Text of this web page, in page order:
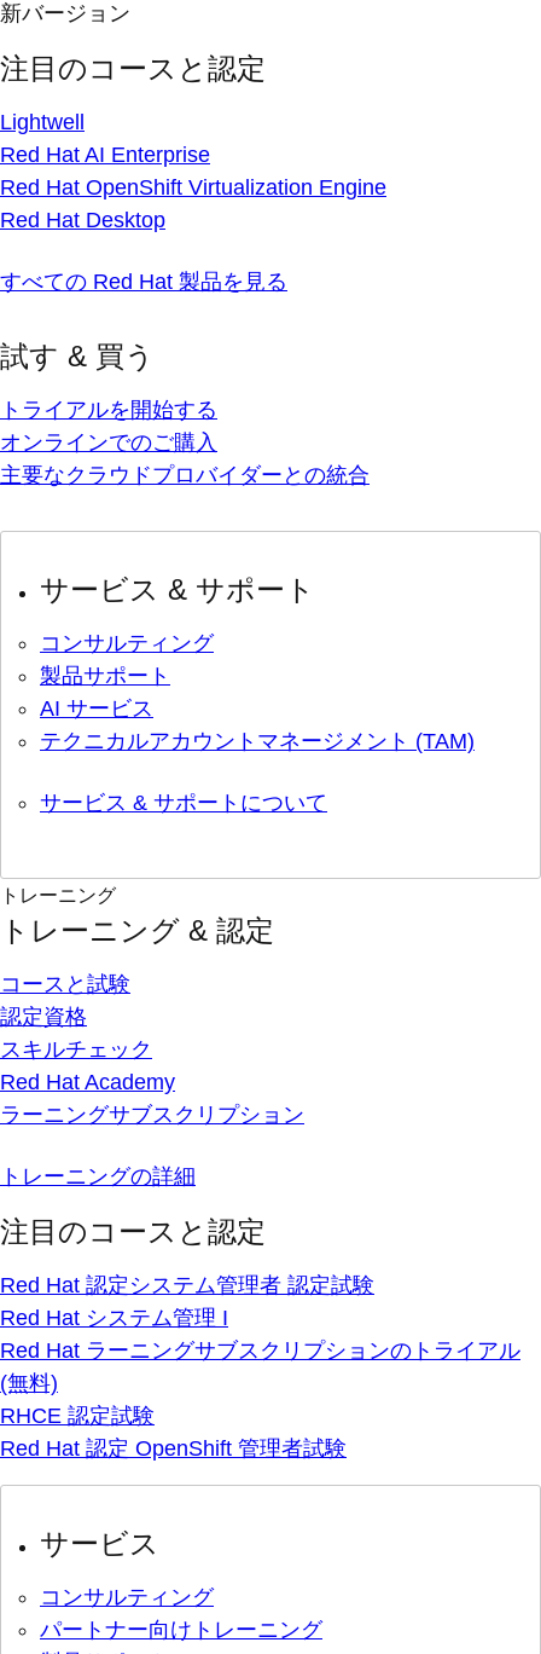
新バージョン
注目のコースと認定
Lightwell
Red Hat AI Enterprise
Red Hat OpenShift Virtualization Engine
Red Hat Desktop
すべての Red Hat 製品を見る
試す & 買う
トライアルを開始する
オンラインでのご購入
主要なクラウドプロバイダーとの統合
サービス & サポート
コンサルティング
製品サポート
AI サービス
テクニカルアカウントマネージメント (TAM)
サービス & サポートについて
トレーニング
トレーニング & 認定
コースと試験
認定資格
スキルチェック
Red Hat Academy
ラーニングサブスクリプション
トレーニングの詳細
注目のコースと認定
Red Hat 認定システム管理者 認定試験
Red Hat システム管理 I
Red Hat ラーニングサブスクリプションのトライアル
(無料)
RHCE 認定試験
Red Hat 認定 OpenShift 管理者試験
サービス
コンサルティング
パートナー向けトレーニング